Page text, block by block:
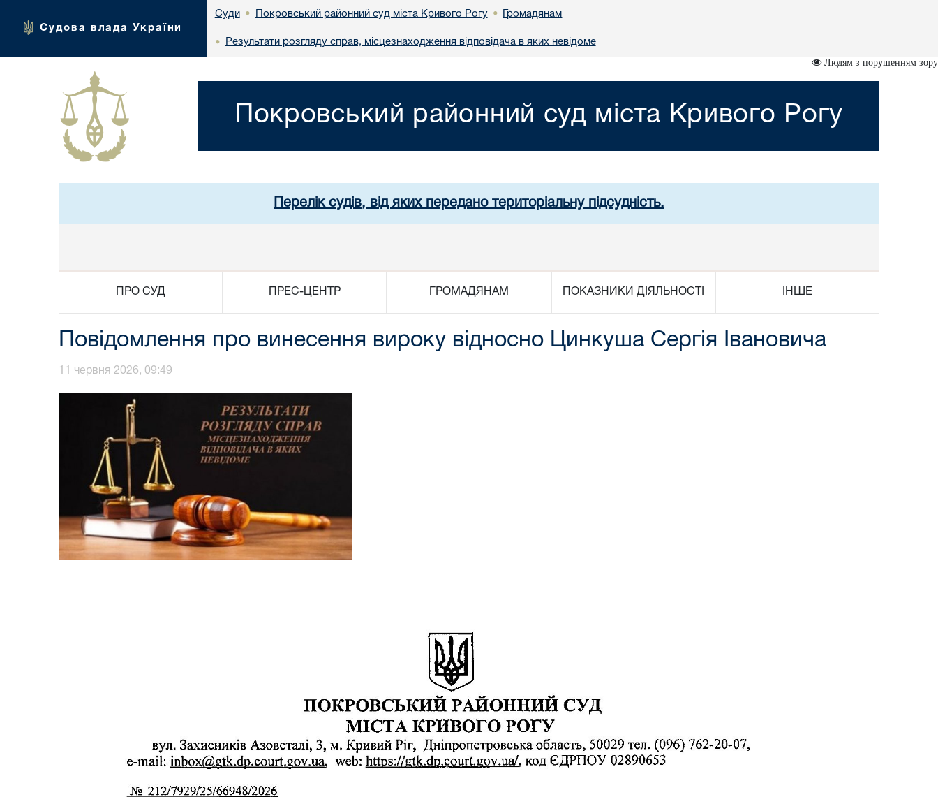
Судова влада України
Суди • Покровський районний суд міста Кривого Рогу • Громадянам
• Результати розгляду справ, місцезнаходження відповідача в яких невідоме
Людям з порушенням зору
Покровський районний суд міста Кривого Рогу
Перелік судів, від яких передано територіальну підсудність.
ПРО СУД ПРЕС-ЦЕНТР ГРОМАДЯНАМ ПОКАЗНИКИ ДІЯЛЬНОСТІ ІНШЕ
Повідомлення про винесення вироку відносно Цинкуша Сергія Івановича
11 червня 2026, 09:49